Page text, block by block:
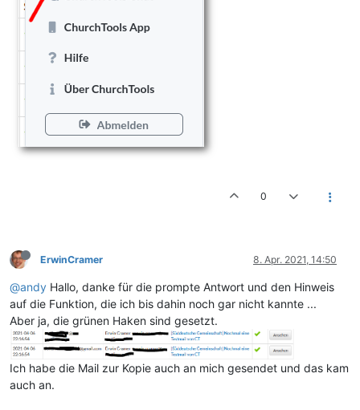
0
ErwinCramer 8. Apr. 2021, 14:50
@andy Hallo, danke für die prompte Antwort und den Hinweis
auf die Funktion, die ich bis dahin noch gar nicht kannte ...
Aber ja, die grünen Haken sind gesetzt.
Ich habe die Mail zur Kopie auch an mich gesendet und das kam
auch an.